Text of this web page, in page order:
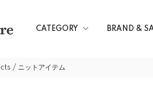
CATEGORY BRAND &
/ ニットアイテム